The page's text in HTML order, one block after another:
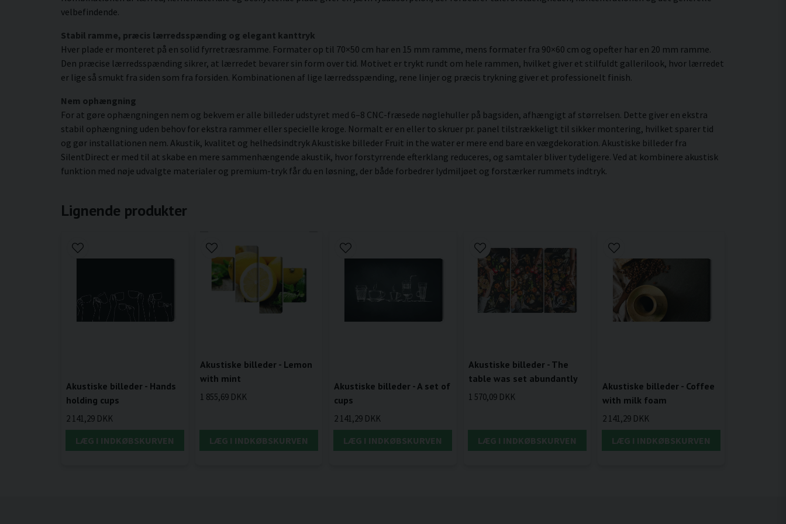
velbefindende.
Stabil ramme, præcis lærredsspænding og elegant kanttryk
Hver plade er monteret på en solid fyrretræsramme. Formater op til 70×50 cm har en 15 mm ramme, mens formater fra 90×60 cm og opefter har en 20 mm ramme.
Den præcise lærredsspænding sikrer, at lærredet bevarer sin form over tid. Motivet er trykt rundt om hele rammen, hvilket giver et stilfuldt gallerilook, hvor lærredet
er lige så smukt fra siden som fra forsiden. Kombinationen af lige lærredsspænding, rene linjer og præcis trykning giver et professionelt finish.
Nem ophængning
For at gøre ophængningen nem og bekvem er alle billeder udstyret med 6–8 CNC-fræsede nøglehuller på bagsiden, afhængigt af størrelsen. Dette giver en ekstra
stabil ophængning uden behov for ekstra rammer eller specielle kroge. Normalt er en eller to skruer pr. panel tilstrækkeligt til sikker montering, hvilket sparer tid
og gør installationen nem. Akustik, kvalitet og helhedsindtryk Akustiske billeder Fruit in the water er mere end bare en vægdekoration. Akustiske billeder fra
SilentDirect er med til at skabe en mere sammenhængende akustik, hvor forstyrrende efterklang reduceres, og samtaler bliver tydeligere. Ved at kombinere akustisk
funktion med nøje udvalgte materialer og premium-tryk får du en løsning, der både forbedrer lydmiljøet og forstærker rummets indtryk.
Lignende produkter
Akustiske billeder - Hands
holding cups
2 141,29 DKK
LÆG I INDKØBSKURVEN
Akustiske billeder - Lemon
with mint
1 855,69 DKK
LÆG I INDKØBSKURVEN
Akustiske billeder - A set of
cups
2 141,29 DKK
LÆG I INDKØBSKURVEN
Akustiske billeder - The
table was set abundantly
1 570,09 DKK
LÆG I INDKØBSKURVEN
Akustiske billeder - Coffee
with milk foam
2 141,29 DKK
LÆG I INDKØBSKURVEN